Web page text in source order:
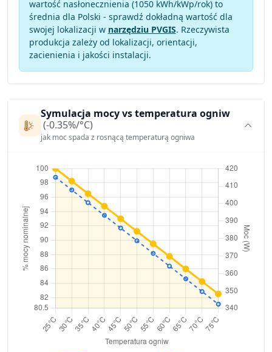
wartość nasłonecznienia (1050 kWh/kWp/rok) to
średnia dla Polski - sprawdź dokładną wartość dla
swojej lokalizacji w narzędziu PVGIS. Rzeczywista
produkcja zależy od lokalizacji, orientacji,
zacienienia i jakości instalacji.
Symulacja mocy vs temperatura ogniw
(-0.35%/°C)
jak moc spada z rosnącą temperaturą ogniwa